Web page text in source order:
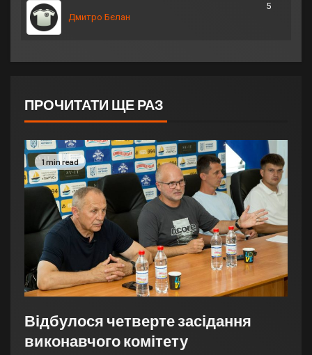
Дмитро Бєлан
5
ПРОЧИТАТИ ЩЕ РАЗ
1 min read
Відбулося четверте засідання
виконавчого комітету